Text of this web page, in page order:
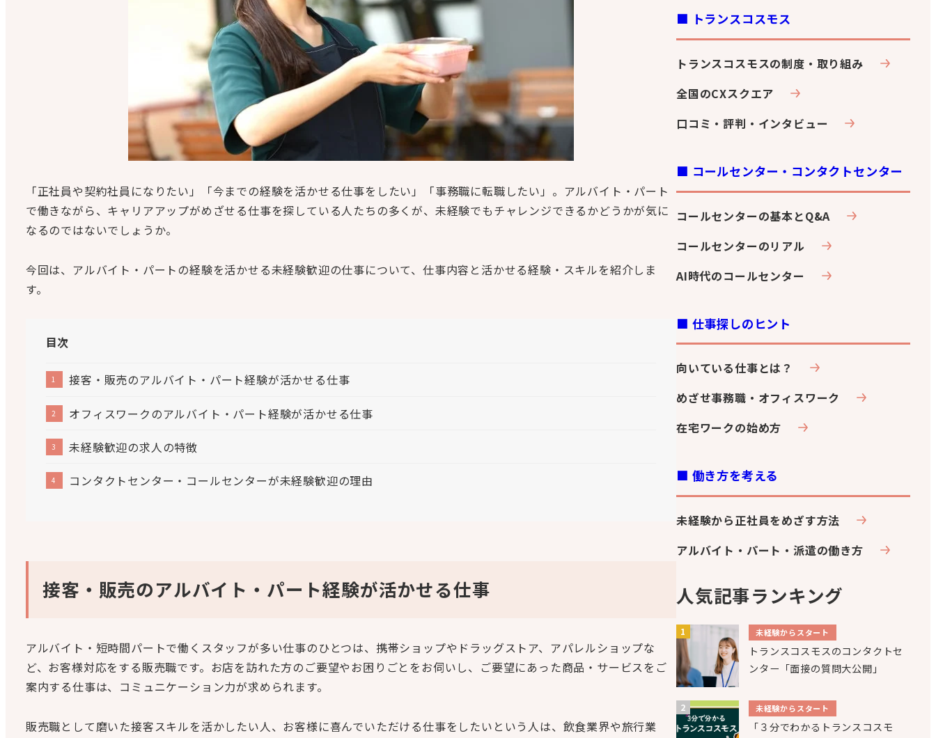
「正社員や契約社員になりたい」「今までの経験を活かせる仕事をしたい」「事務職に転職したい」。アルバイト・パート
で働きながら、キャリアアップがめざせる仕事を探している人たちの多くが、未経験でもチャレンジできるかどうかが気に
なるのではないでしょうか。
今回は、アルバイト・パートの経験を活かせる未経験歓迎の仕事について、仕事内容と活かせる経験・スキルを紹介しま
す。
目次
接客・販売のアルバイト・パート経験が活かせる仕事
オフィスワークのアルバイト・パート経験が活かせる仕事
未経験歓迎の求人の特徴
コンタクトセンター・コールセンターが未経験歓迎の理由
接客・販売のアルバイト・パート経験が活かせる仕事
アルバイト・短時間パートで働くスタッフが多い仕事のひとつは、携帯ショップやドラッグストア、アパレルショップな
ど、お客様対応をする販売職です。お店を訪れた方のご要望やお困りごとをお伺いし、ご要望にあった商品・サービスをご
案内する仕事は、コミュニケーション力が求められます。
販売職として磨いた接客スキルを活かしたい人、お客様に喜んでいただける仕事をしたいという人は、飲食業界や旅行業
■ トランスコスモス
トランスコスモスの制度・取り組み
全国のCXスクエア
口コミ・評判・インタビュー
■ コールセンター・コンタクトセンター
コールセンターの基本とQ&A
コールセンターのリアル
AI時代のコールセンター
■ 仕事探しのヒント
向いている仕事とは？
めざせ事務職・オフィスワーク
在宅ワークの始め方
■ 働き方を考える
未経験から正社員をめざす方法
アルバイト・パート・派遣の働き方
人気記事ランキング
未経験からスタート
トランスコスモスのコンタクトセ
ンター「面接の質問大公開」
未経験からスタート
「３分でわかるトランスコスモ